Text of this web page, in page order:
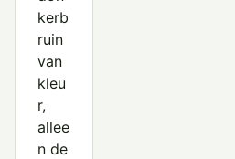
kerb
ruin
van
kleu
r,
allee
n de